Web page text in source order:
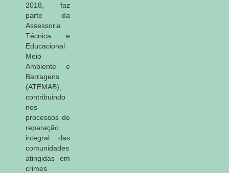
2018, faz
parte da
Assessoria
Técnica e
Educacional
Meio
Ambiente e
Barragens
(ATEMAB),
contribuindo
nos
processos de
reparação
integral das
comunidades
atingidas em
crimes